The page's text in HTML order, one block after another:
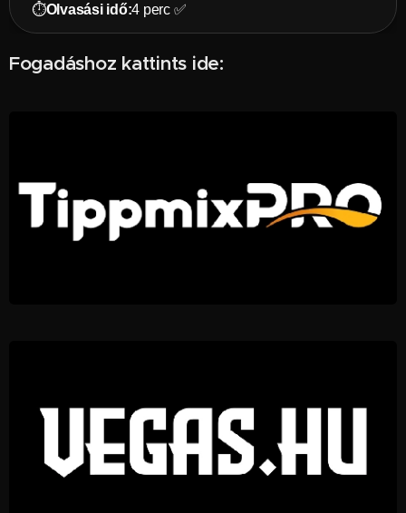
⏱️Olvasási idő:4 perc ✅
Fogadáshoz kattints ide: